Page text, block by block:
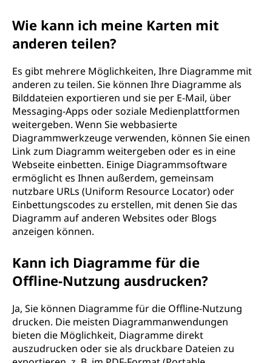
Wie kann ich meine Karten mit
anderen teilen?
Es gibt mehrere Möglichkeiten, Ihre Diagramme mit
anderen zu teilen. Sie können Ihre Diagramme als
Bilddateien exportieren und sie per E-Mail, über
Messaging-Apps oder soziale Medienplattformen
weitergeben. Wenn Sie webbasierte
Diagrammwerkzeuge verwenden, können Sie einen
Link zum Diagramm weitergeben oder es in eine
Webseite einbetten. Einige Diagrammsoftware
ermöglicht es Ihnen außerdem, gemeinsam
nutzbare URLs (Uniform Resource Locator) oder
Einbettungscodes zu erstellen, mit denen Sie das
Diagramm auf anderen Websites oder Blogs
anzeigen können.
Kann ich Diagramme für die
Offline-Nutzung ausdrucken?
Ja, Sie können Diagramme für die Offline-Nutzung
drucken. Die meisten Diagrammanwendungen
bieten die Möglichkeit, Diagramme direkt
auszudrucken oder sie als druckbare Dateien zu